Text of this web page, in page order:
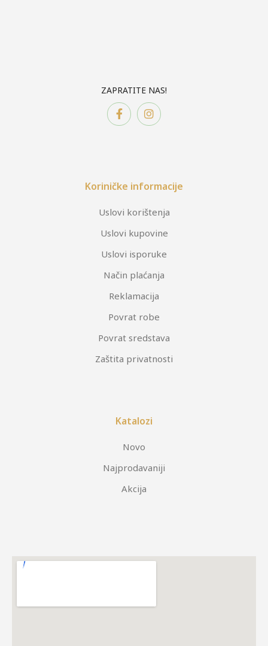
ZAPRATITE NAS!
Koriničke informacije
Uslovi korištenja
Uslovi kupovine
Uslovi isporuke
Način plaćanja
Reklamacija
Povrat robe
Povrat sredstava
Zaštita privatnosti
Katalozi
Novo
Najprodavaniji
Akcija